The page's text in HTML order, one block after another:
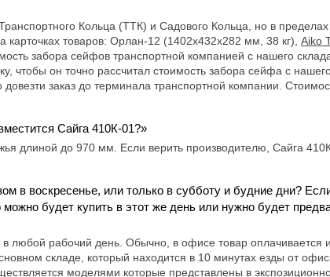
Кольца (ТТК) и Садового Кольца, но в
товаров: Орлан-12 (1402x432x282 мм, 38 кг), Aiko
забора сейфов транспортной компанией с нашего
чтобы он точно рассчитал стоимость забора сейфа с
заказ до терминала транспортной компании.
Сайга 410К-01?»
длиной до 970 мм. Если верить производителю, Сайга
в воскресенье, или только в субботу и будние дни?
будет купить в этот же день или нужно будет
любой рабочий день. Обычно, в офисе товар оплачивается
складе, который находится в 10 минутах езды от
моделями которые представлены в